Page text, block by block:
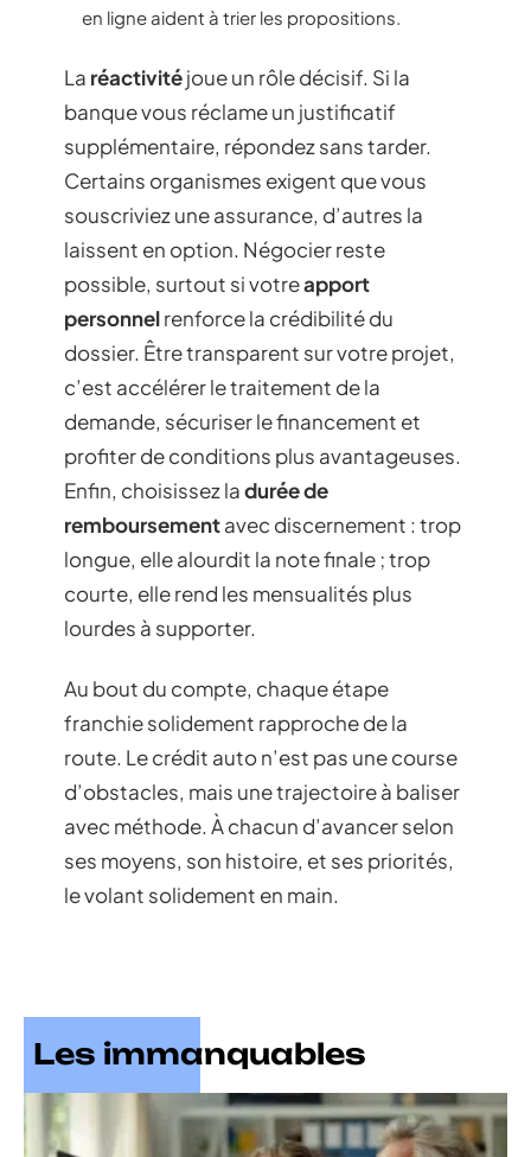
en ligne aident à trier les propositions.
La réactivitéjoue un rôle décisif. Si la
banque vous réclame un justificatif
supplémentaire, répondez sans tarder.
Certains organismes exigent que vous
souscriviez une assurance, d’autres la
laissent en option. Négocier reste
possible, surtout si votreapport
personnelrenforce la crédibilité du
dossier. Être transparent sur votre projet,
c’est accélérer le traitement de la
demande, sécuriser le financement et
profiter de conditions plus avantageuses.
Enfin, choisissez ladurée de
remboursementavec discernement : trop
longue, elle alourdit la note finale ; trop
courte, elle rend les mensualités plus
lourdes à supporter.
Au bout du compte, chaque étape
franchie solidement rapproche de la
route. Le crédit auto n’est pas une course
d’obstacles, mais une trajectoire à baliser
avec méthode. À chacun d’avancer selon
ses moyens, son histoire, et ses priorités,
le volant solidement en main.
Les immanquables